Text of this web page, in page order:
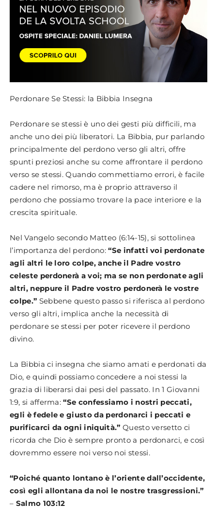
Perdonare Se Stessi: la Bibbia Insegna
Perdonare se stessi è uno dei gesti più difficili, ma
anche uno dei più liberatori. La Bibbia, pur parlando
principalmente del perdono verso gli altri, offre
spunti preziosi anche su come affrontare il perdono
verso se stessi. Quando commettiamo errori, è facile
cadere nel rimorso, ma è proprio attraverso il
perdono che possiamo trovare la pace interiore e la
crescita spirituale.
Nel Vangelo secondo Matteo (6:14-15), si sottolinea
l’importanza del perdono:“Se infatti voi perdonate
agli altri le loro colpe, anche il Padre vostro
celeste perdonerà a voi; ma se non perdonate agli
altri, neppure il Padre vostro perdonerà le vostre
colpe.” Sebbene questo passo si riferisca al perdono
verso gli altri, implica anche la necessità di
perdonare se stessi per poter ricevere il perdono
divino.
La Bibbia ci insegna che siamo amati e perdonati da
Dio, e quindi possiamo concedere a noi stessi la
grazia di liberarsi dai pesi del passato. In 1 Giovanni
1:9, si afferma:“Se confessiamo i nostri peccati,
egli è fedele e giusto da perdonarci i peccati e
purificarci da ogni iniquità.” Questo versetto ci
ricorda che Dio è sempre pronto a perdonarci, e così
dovremmo essere noi verso noi stessi.
“Poiché quanto lontano è l’oriente dall’occidente,
così egli allontana da noi le nostre trasgressioni.”
– Salmo 103:12